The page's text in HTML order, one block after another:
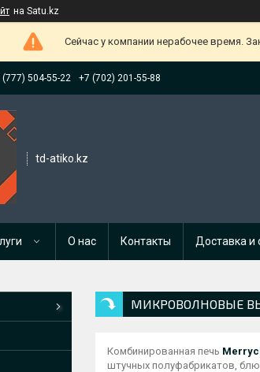
на Satu.kz
Сейчас у компании нерабочее время.
(777) 504-55-22 +7 (702) 201-55-88
td-atiko.kz
О нас Контакты Доставка и
МИКРОВОЛНОВЫЕ
Комбинированная печь
штучных полуфабрикатов,